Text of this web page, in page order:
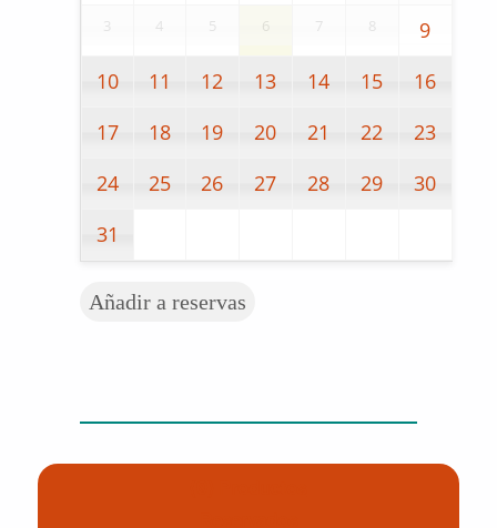
3 4 5 6 7 8
9
10
11 12 13 14 15
16
17
18 19 20 21 22
23
24
25 26 27 28 29
30
31
Añadir a reservas